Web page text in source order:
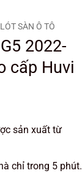
SÀN Ô TÔ
2022-
cấp Huvi
sản xuất từ
chỉ trong 5 phút.